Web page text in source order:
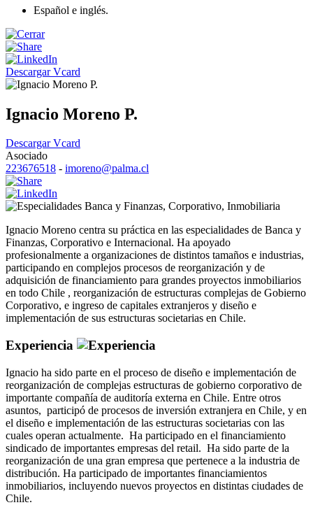
Español e inglés.
Descargar Vcard
Ignacio Moreno P.
Descargar Vcard
Asociado
223676518 - imoreno@palma.cl
Banca y Finanzas, Corporativo, Inmobiliaria
Ignacio Moreno centra su práctica en las especialidades de Banca y
Finanzas, Corporativo e Internacional. Ha apoyado
profesionalmente a organizaciones de distintos tamaños e industrias,
participando en complejos procesos de reorganización y de
adquisición de financiamiento para grandes proyectos inmobiliarios
en todo Chile , reorganización de estructuras complejas de Gobierno
Corporativo, e ingreso de capitales extranjeros y diseño e
implementación de sus estructuras societarias en Chile.
Experiencia
Ignacio ha sido parte en el proceso de diseño e implementación de
reorganización de complejas estructuras de gobierno corporativo de
importante compañía de auditoría externa en Chile. Entre otros
asuntos, participó de procesos de inversión extranjera en Chile, y en
el diseño e implementación de las estructuras societarias con las
cuales operan actualmente. Ha participado en el financiamiento
sindicado de importantes empresas del retail. Ha sido parte de la
reorganización de una gran empresa que pertenece a la industria de
distribución. Ha participado de importantes financiamientos
inmobiliarios, incluyendo nuevos proyectos en distintas ciudades de
Chile.